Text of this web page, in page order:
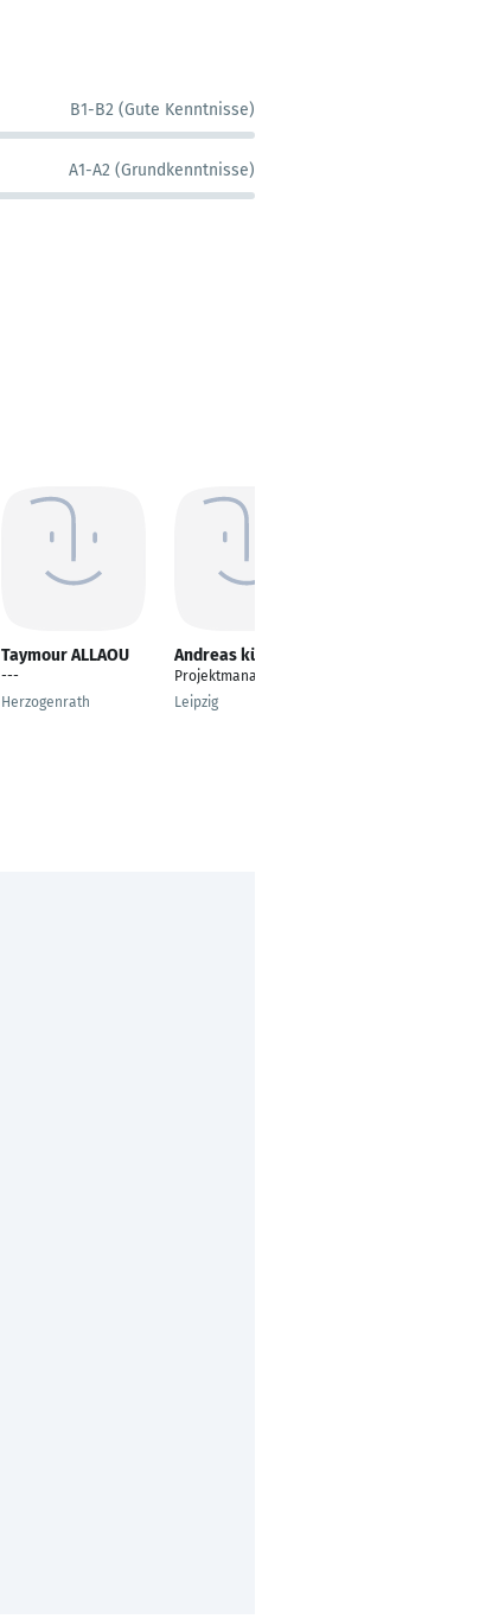
B1-B2 (Gute Kenntnisse)
A1-A2 (Grundkenntnisse)
Taymour ALLAOU
---
Herzogenrath
Andreas kühn
Projektmanager
Leipzig